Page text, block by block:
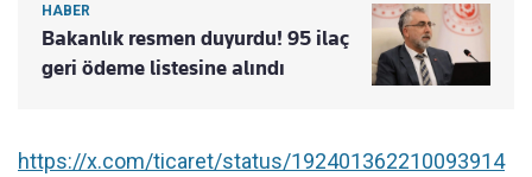
HABER
Bakanlık resmen duyurdu! 95 ilaç
geri ödeme listesine alındı
https://x.com/ticaret/status/192401362210093914